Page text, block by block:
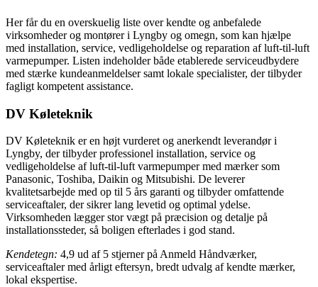
Her får du en overskuelig liste over kendte og anbefalede
virksomheder og montører i Lyngby og omegn, som kan hjælpe
med installation, service, vedligeholdelse og reparation af luft-til-luft
varmepumper. Listen indeholder både etablerede serviceudbydere
med stærke kundeanmeldelser samt lokale specialister, der tilbyder
fagligt kompetent assistance.
DV Køleteknik
DV Køleteknik er en højt vurderet og anerkendt leverandør i
Lyngby, der tilbyder professionel installation, service og
vedligeholdelse af luft-til-luft varmepumper med mærker som
Panasonic, Toshiba, Daikin og Mitsubishi. De leverer
kvalitetsarbejde med op til 5 års garanti og tilbyder omfattende
serviceaftaler, der sikrer lang levetid og optimal ydelse.
Virksomheden lægger stor vægt på præcision og detalje på
installationssteder, så boligen efterlades i god stand.
Kendetegn: 4,9 ud af 5 stjerner på Anmeld Håndværker,
serviceaftaler med årligt eftersyn, bredt udvalg af kendte mærker,
lokal ekspertise.